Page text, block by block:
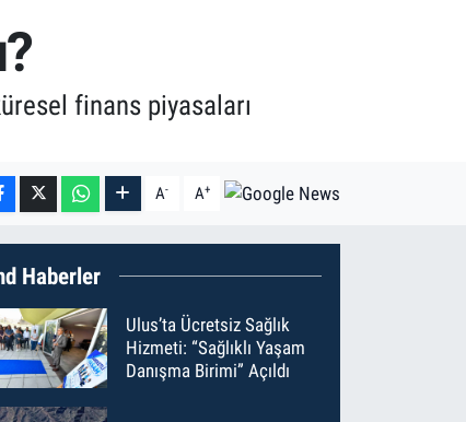
finans piyasaları
A- A+
Haberler
Ulus’ta Ücretsiz Sağlık
Hizmeti: “Sağlıklı Yaşam
Danışma Birimi” Açıldı